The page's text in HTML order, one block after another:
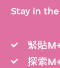
Stay in
緊貼
探索